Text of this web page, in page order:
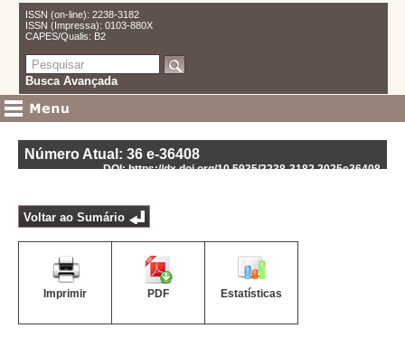
ISSN (on-line): 2238-3182
ISSN (Impressa): 0103-880X
CAPES/Qualis: B2
Busca Avançada
Número Atual: 36 e-36408
DOI: https://dx.doi.org/10.5935/2238-3182.2025e36408
Voltar ao Sumário
Imprimir PDF Estatísticas